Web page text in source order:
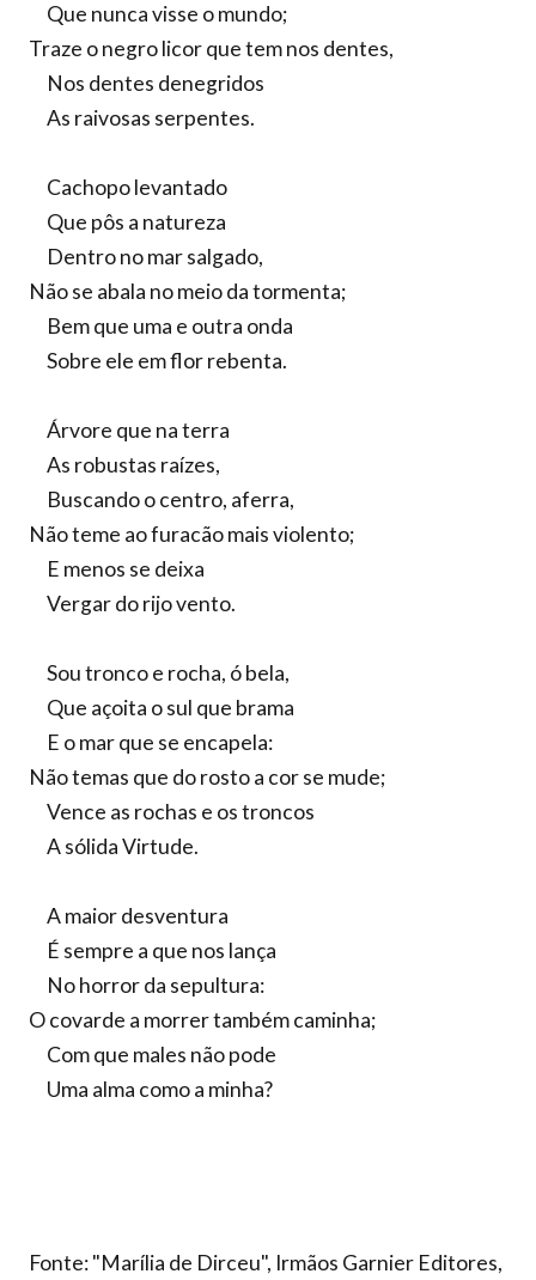
Que nunca visse o mundo;
Traze o negro licor que tem nos dentes,
Nos dentes denegridos
As raivosas serpentes.
Cachopo levantado
Que pôs a natureza
Dentro no mar salgado,
Não se abala no meio da tormenta;
Bem que uma e outra onda
Sobre ele em flor rebenta.
Árvore que na terra
As robustas raízes,
Buscando o centro, aferra,
Não teme ao furacão mais violento;
E menos se deixa
Vergar do rijo vento.
Sou tronco e rocha, ó bela,
Que açoita o sul que brama
E o mar que se encapela:
Não temas que do rosto a cor se mude;
Vence as rochas e os troncos
A sólida Virtude.
A maior desventura
É sempre a que nos lança
No horror da sepultura:
O covarde a morrer também caminha;
Com que males não pode
Uma alma como a minha?
Fonte: "Marília de Dirceu", Irmãos Garnier Editores,